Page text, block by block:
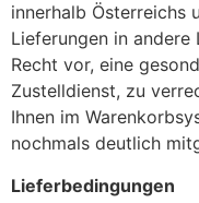
innerhalb Österreichs
Lieferungen in
Recht vor, eine
Zustelldienst, zu
Ihnen im
nochmals deutlich
Lieferbedingungen